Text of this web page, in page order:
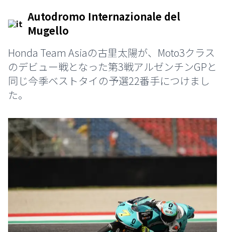
Autodromo Internazionale del
Mugello
Honda Team Asiaの古里太陽が、Moto3クラス
のデビュー戦となった第3戦アルゼンチンGPと
同じ今季ベストタイの予選22番手につけまし
た。